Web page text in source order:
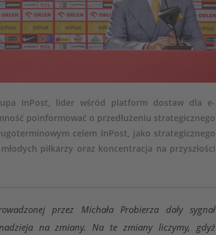
InPost, lider wśród platform dostaw dla e-
poinformować o przedłużeniu strategicznego
celem InPost, jako strategicznego
piłkarzy oraz koncentracja na przyszłości
przez Michała Probierza dały sygnał
na zmiany. Na te zmiany liczymy, gdyż